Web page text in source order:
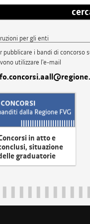
per gli enti
pubblicare i bandi di concorso
utilizzare l'e-mail
in atto e
situazione
graduatorie